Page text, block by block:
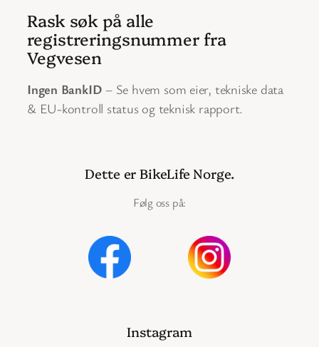
Rask søk på alle
registreringsnummer fra
Vegvesen
Ingen BankID – Se hvem som eier, tekniske data
& EU-kontroll status og teknisk rapport.
Dette er BikeLife Norge.
Følg oss på:
Instagram